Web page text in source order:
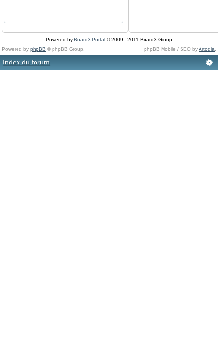
Powered by Board3 Portal © 2009 - 2011 Board3 Group
Powered by phpBB © phpBB Group. phpBB Mobile / SEO byArtodia
Index du forum